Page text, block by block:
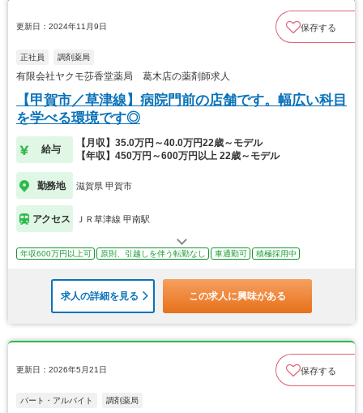
更新日：2024年11月9日 保存する
正社員 調剤薬局
有限会社ヤクモ莎香堂薬局 葛木店の薬剤師求人
【甲賀市／草津線】病院門前の店舗です。幅広い科目
を学べる環境です◎
給与
【月収】35.0万円～40.0万円22歳～モデル
【年収】450万円～600万円以上 22歳～モデル
勤務地 滋賀県 甲賀市
アクセス ＪＲ草津線 甲南駅
年収600万円以上可 原則、引越しを伴う転勤なし 車通勤可 積極採用中
求人の詳細を見る この求人に興味がある
更新日：2026年5月21日 保存する
パート・アルバイト 調剤薬局